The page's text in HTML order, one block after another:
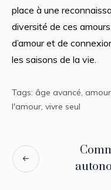
place à une
diversité de ces
d’amour et de
les saisons de la vie.
Tags: âge avancé, amour
l'amour, vivre seul